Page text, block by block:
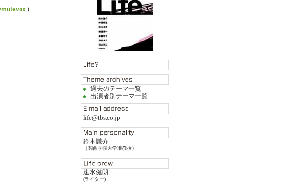
過去のテーマ一覧
出演者別テーマ一覧
life@tbs.co.jp
鈴木謙介
（関西学院大学准教授）
速水健朗
(ライター)
)